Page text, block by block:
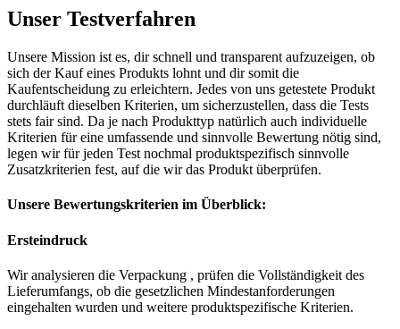
Unser Testverfahren
Unsere Mission ist es, dir schnell und transparent aufzuzeigen, ob
sich der Kauf eines Produkts lohnt und dir somit die
Kaufentscheidung zu erleichtern. Jedes von uns getestete Produkt
durchläuft dieselben Kriterien, um sicherzustellen, dass die Tests
stets fair sind. Da je nach Produkttyp natürlich auch individuelle
Kriterien für eine umfassende und sinnvolle Bewertung nötig sind,
legen wir für jeden Test nochmal produktspezifisch sinnvolle
Zusatzkriterien fest, auf die wir das Produkt überprüfen.
Unsere Bewertungskriterien im Überblick:
Ersteindruck
Wir analysieren die Verpackung , prüfen die Vollständigkeit des
Lieferumfangs, ob die gesetzlichen Mindestanforderungen
eingehalten wurden und weitere produktspezifische Kriterien.